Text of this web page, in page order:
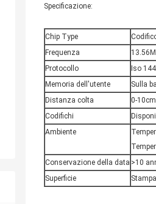
Specificazione:
Chip Type
Frequenza
Protocollo
Iso
Memoria dell'utente
Sulla
Distanza colta
0-
Codifichi
Ambiente
Conservazione della data >10
Superficie
Stampa